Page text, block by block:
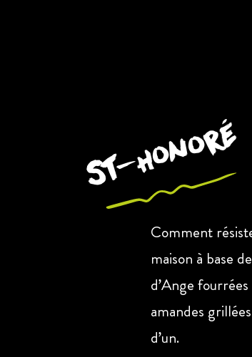
St-Honoré
Comment
maison à base
d’Ange
amandes
d’un.